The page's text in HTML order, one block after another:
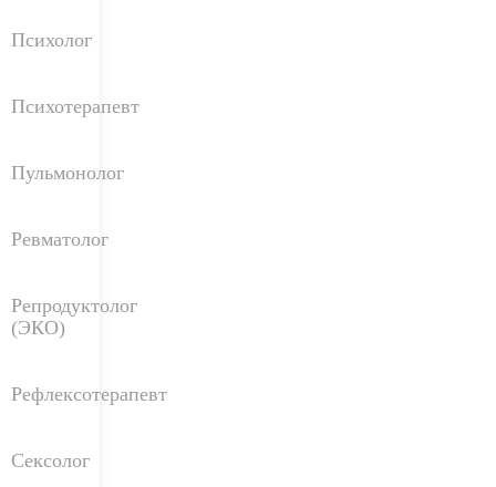
Психолог
Психотерапевт
Пульмонолог
Ревматолог
Репродуктолог
(ЭКО)
Рефлексотерапевт
Сексолог